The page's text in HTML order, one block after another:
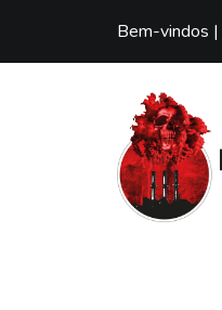
Bem-vindos |